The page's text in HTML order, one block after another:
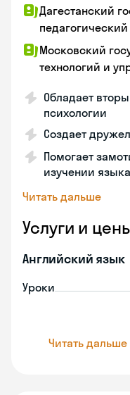
Дагестанский
Московский
технологий и
Обладает
психологии
Создает
Помогает
изучении языка
Читать дальше
Услуги и
Английский язык
Уроки
Читать дальше